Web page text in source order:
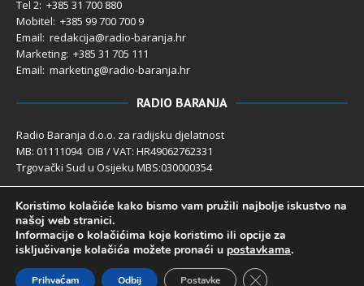
Tel 2: +385 31 700 880
Mobitel: +385 99 700 700 9
Email: redakcija@radio-baranja.hr
Marketing: +385 31 705 111
Email: marketing@radio-baranja.hr
RADIO BARANJA
Radio Baranja d.o.o. za radijsku djelatnost
MB: 01111094 OIB / VAT: HR49062762331
Trgovački Sud u Osijeku MBS:030000354
Temeljni kapital 2.600,00 € uplaćen u cijelosti
Poslovni račun PBZ: 2340009-1100121402
IBAN: HR4123400091100121402
Uprava društva: Ivanka Rusan
Koristimo kolačiće kako bismo vam pružili najbolje iskustvo na
našoj web stranici.
Informacije o kolačićima koje koristimo ili opcije za
isključivanje kolačića možete pronaći u postavkama.
Prihvaćam Odbij Postavke Close GDPR Cookie